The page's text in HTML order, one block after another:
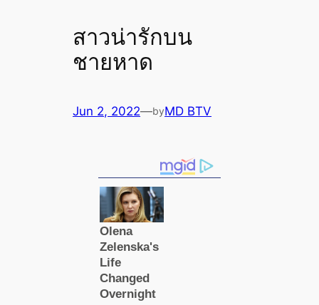
สาวน่ารักบน
ชายหาด
Jun 2, 2022—byMD BTV